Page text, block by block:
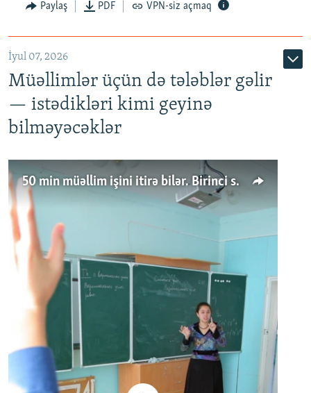
Paylaş PDF VPN-siz açmaq
İyul 07, 2026
Müəllimlər üçün də tələblər gəlir
— istədikləri kimi geyinə
bilməyəcəklər
50 min müəllim işini itirə bilər. Birinci sinfə gedənlər azalır